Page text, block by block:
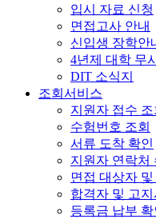
입시 자료 신청
면접고사 안내
신입생 장학안
4년제 대학 무
DIT 소식지
조회서비스
지원자 접수 조
수험번호 조회
서류 도착 확인
지원자 연락처
면접 대상자 및
합격자 및 고지
등록금 납부 확